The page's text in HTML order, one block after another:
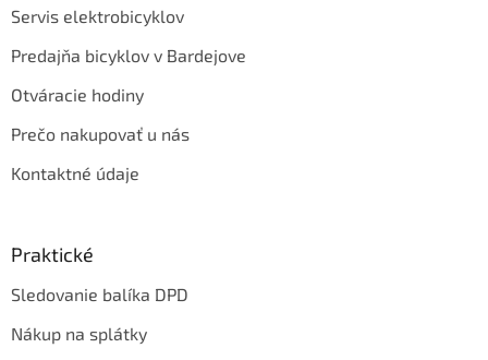
Servis elektrobicyklov
Predajňa bicyklov v Bardejove
Otváracie hodiny
Prečo nakupovať u nás
Kontaktné údaje
Praktické
Sledovanie balíka DPD
Nákup na splátky